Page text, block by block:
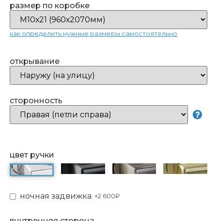
размер по коробке
как определить нужные размеры самостоятельно
открывание
сторонность
цвет ручки
ночная задвижка +2 600₽